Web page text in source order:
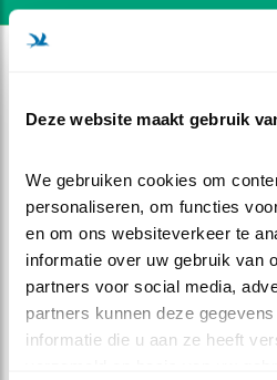
Deze website maakt gebruik
We gebruiken cookies om
personaliseren, om functies
en om ons websiteverkeer te
informatie over uw gebruik van
partners voor social media,
partners kunnen deze
informatie die u aan ze heeft